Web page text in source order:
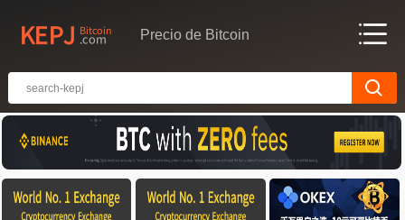
Precio de Bitcoin